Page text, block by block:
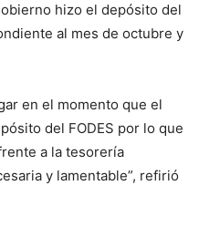
hizo el depósito del
al mes de octubre y
en el momento que el
del FODES por lo que
a la tesorería
y lamentable”, refirió